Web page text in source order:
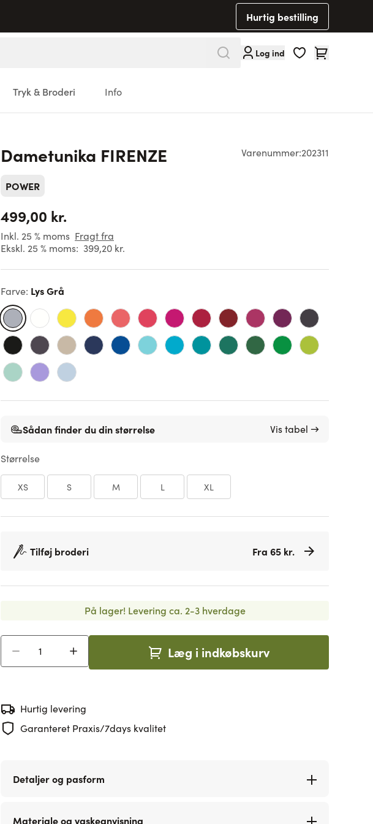
Hurtig bestilling
Log ind Cart
Tryk & Broderi Info
Varenummer:202311
Dametunika FIRENZE
POWER
499,00 kr.
Inkl. 25 % moms Fragt fra
Ekskl. 25 % moms: 399,20 kr.
Farve: Lys Grå
Sådan finder du din størrelse Vis tabel →
Størrelse
XS S M L XL
Tilføj broderi Fra 65 kr.
På lager! Levering ca. 2-3 hverdage
Læg i indkøbskurv
Hurtig levering
Garanteret Praxis/7days kvalitet
Detaljer og pasform
Materiale og vaskeanvisning